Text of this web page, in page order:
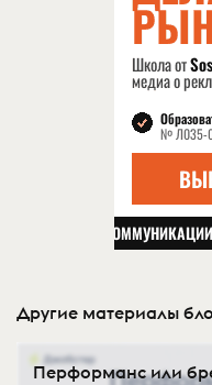
Другие материалы
Перформанс или